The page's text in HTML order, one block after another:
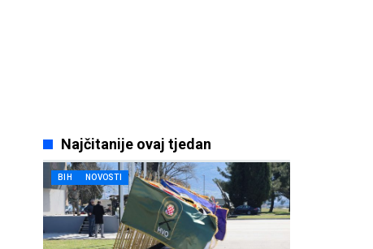
Najčitanije ovaj tjedan
BIH NOVOSTI